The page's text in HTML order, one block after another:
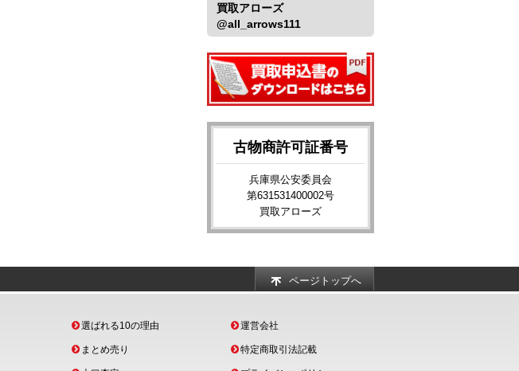
買取アローズ
@all_arrows111
古物商許可証番号
兵庫県公安委員会
第631531400002号
買取アローズ
ページトップへ
選ばれる10の理由
まとめ売り
運営会社
特定商取引法記載